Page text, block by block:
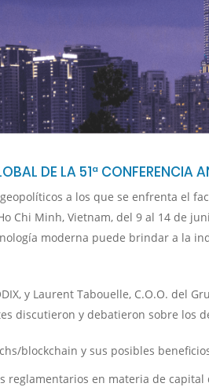
DE LA 51ª CONFERENCIA
a los que se enfrenta el
Chi Minh, Vietnam, del 9 al 14 de
moderna puede brindar a la
y Laurent Tabouelle, C.O.O. del
discutieron y debatieron sobre los
blockchain y sus posibles
reglamentarios en materia de